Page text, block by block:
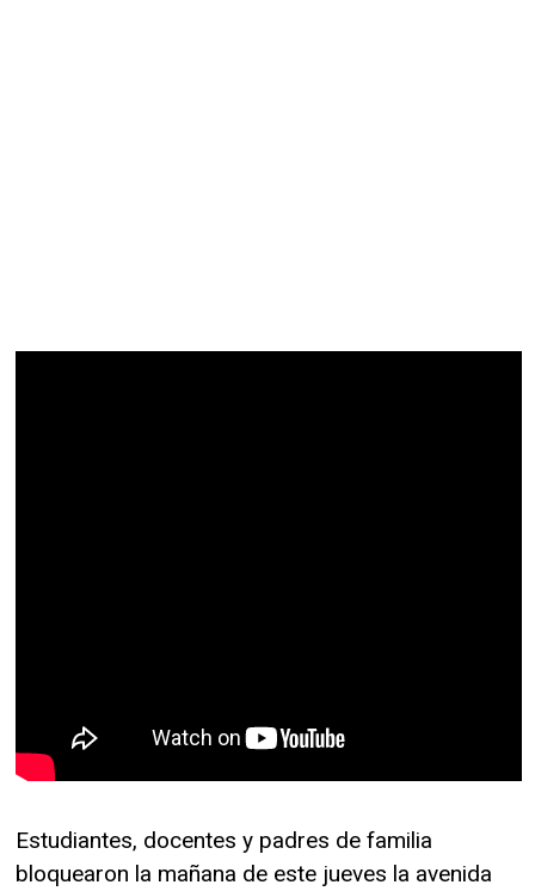
Estudiantes, docentes y padres de familia
bloquearon la mañana de este jueves la avenida